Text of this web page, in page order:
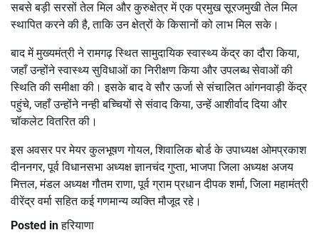
सबसे बड़ी सरसों तेल मिल और कुरुक्षेत्र में एक प्रमुख सूरजमुखी तेल मिल
स्थापित करने की है, ताकि उन क्षेत्रों के किसानों को लाभ मिल सके।
बाद में मुख्यमंत्री ने रामगढ़ स्थित सामुदायिक स्वास्थ्य केंद्र का दौरा किया,
जहाँ उन्होंने स्वास्थ्य सुविधाओं का निरीक्षण किया और उपलब्ध सेवाओं की
स्थिति की समीक्षा की। इसके बाद वे सौर ऊर्जा से संचालित आंगनवाड़ी केंद्र
पहुंचे, जहाँ उन्होंने नन्ही बच्चियों से संवाद किया, उन्हें आशीर्वाद दिया और
चॉकलेट वितरित की।
इस अवसर पर मेयर कुलभूषण गोयल, शिवालिक बोर्ड के उपाध्यक्ष ओमप्रकाश
दीननगर, पूर्व विधानसभा अध्यक्ष ज्ञानचंद गुप्ता, भाजपा जिला अध्यक्ष अजय
मित्तल, मंडल अध्यक्ष गौतम राणा, पूर्व ग्राम प्रधान दीपक शर्मा, जिला महामंत्री
वीरेंद्र वर्मा सहित कई गणमान्य व्यक्ति मौजूद रहे।
Posted inहरियाणा